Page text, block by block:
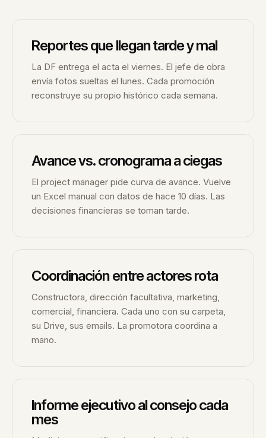
Reportes que llegan tarde y mal
La DF entrega el acta el viernes. El jefe de obra
envía fotos sueltas el lunes. Cada promoción
reconstruye su propio histórico cada semana.
Avance vs. cronograma a ciegas
El project manager pide curva de avance. Vuelve
un Excel manual con datos de hace 10 días. Las
decisiones financieras se toman tarde.
Coordinación entre actores rota
Constructora, dirección facultativa, marketing,
comercial, financiera. Cada uno con su carpeta,
su Drive, sus emails. La promotora coordina a
mano.
Informe ejecutivo al consejo cada
mes